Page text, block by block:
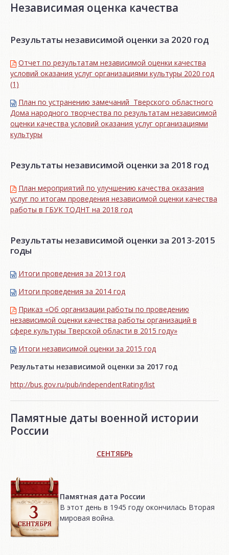
Независимая оценка качества
Результаты независимой оценки за 2020 год
Отчет по результатам независимой оценки качества
условий оказания услуг организациями культуры 2020 год
(1)
План по устранению замечаний Тверского областного
Дома народного творчества по результатам независимой
оценки качества условий оказания услуг организациями
культуры
Результаты независимой оценки за 2018 год
План мероприятий по улучшению качества оказания
услуг по итогам проведения независимой оценки качества
работы в ГБУК ТОДНТ на 2018 год
Результаты независимой оценки за 2013-2015
годы
Итоги проведения за 2013 год
Итоги проведения за 2014 год
Приказ «Об организации работы по проведению
независимой оценки качества работы организаций в
сфере культуры Тверской области в 2015 году»
Итоги независимой oценки за 2015 год
Результаты независимой оценки за 2017 год
http://bus.gov.ru/pub/independentRating/list
Памятные даты военной истории
России
СЕНТЯБРЬ
Памятная дата России
В этот день в 1945 году окончилась Вторая
мировая война.